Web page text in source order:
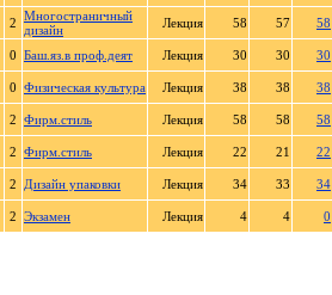
2 Многостраничный
дизайн
Лекция 58 57 58
0 Баш.яз.в проф.деят Лекция 30 30 30
0 Физическая культура Лекция 38 38 38
2 Фирм.стиль Лекция 58 58 58
2 Фирм.стиль Лекция 22 21 22
2 Дизайн упаковки Лекция 34 33 34
2 Экзамен Лекция 4 4 0